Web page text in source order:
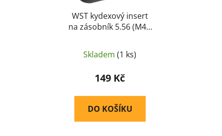
WST kydexový insert
na zásobník 5.56 (M4 /
Wo Sport
Skladem (1 ks)
149 Kč
DO KOŠÍKU